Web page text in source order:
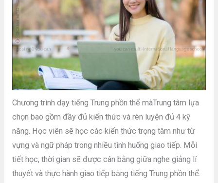
Chương trình dạy tiếng Trung phồn thể màTrung tâm lựa
chọn bao gồm đầy đủ kiến thức và rèn luyện đủ 4 kỹ
năng. Học viên sẽ học các kiến thức trọng tâm như từ
vựng và ngữ pháp trong nhiều tình huống giao tiếp. Mỗi
tiết học, thời gian sẽ được cân bằng giữa nghe giảng lí
thuyết và thực hành giao tiếp bằng tiếng Trung phồn thể.